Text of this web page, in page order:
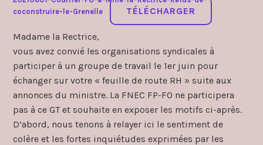
coconstruire-le-Grenelle
TÉLÉCHARGER
Madame la Rectrice,
vous avez convié les organisations syndicales à
participer à un groupe de travail le 1er juin pour
échanger sur votre « feuille de route RH » suite aux
annonces du ministre. La FNEC FP-FO ne participera
pas à ce GT et souhaite en exposer les motifs ci-après.
D’abord, nous tenons à relayer ici le sentiment de
colère et les fortes inquiétudes exprimées par les